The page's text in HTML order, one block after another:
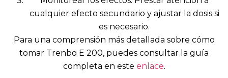
cualquier efecto secundario y ajustar la dosis si
es necesario.
Para una comprensión más detallada sobre cómo
tomar Trenbo E 200, puedes consultar la guía
completa en este enlace.